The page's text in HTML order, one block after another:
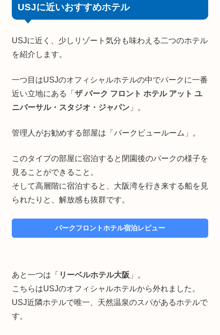
USJに近いおすすめホテル
USJに近く、少しリゾート気分も味わえる二つのホテル
を紹介します。
一つ目はUSJのオフィシャルホテルの中でパークに一番
近い立地にある「 ザ パーク フロント ホテル アット ユ
ニバーサル・スタジオ・ジャパン 」。
管理人がお勧めする部屋は「パークビュールーム」。
このタイプの部屋に宿泊すると閉園後のパークの様子を
見ることができること。
そして高層階に宿泊すると、大阪湾を行き来する船を見
られたりと、解放感も抜群です。
パークフロントホテル宿泊レビュー
あと一つは「 リーベルホテル大阪 」。
こちらはUSJのオフィシャルホテルから外れました。
USJ近隣ホテルで唯一、天然温泉のスパがあるホテルで
す。